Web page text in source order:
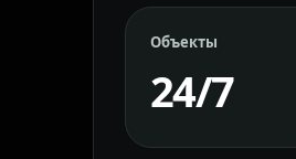
Объекты
24/7